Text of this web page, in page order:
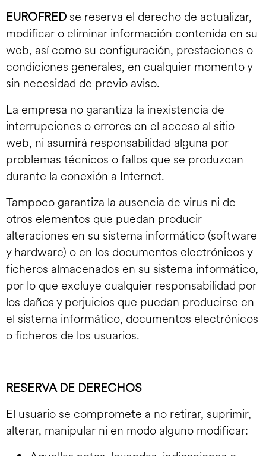
EUROFRED se reserva el derecho de actualizar,
modificar o eliminar información contenida en su
web, así como su configuración, prestaciones o
condiciones generales, en cualquier momento y
sin necesidad de previo aviso.
La empresa no garantiza la inexistencia de
interrupciones o errores en el acceso al sitio
web, ni asumirá responsabilidad alguna por
problemas técnicos o fallos que se produzcan
durante la conexión a Internet.
Tampoco garantiza la ausencia de virus ni de
otros elementos que puedan producir
alteraciones en su sistema informático (software
y hardware) o en los documentos electrónicos y
ficheros almacenados en su sistema informático,
por lo que excluye cualquier responsabilidad por
los daños y perjuicios que puedan producirse en
el sistema informático, documentos electrónicos
o ficheros de los usuarios.
RESERVA DE DERECHOS
El usuario se compromete a no retirar, suprimir,
alterar, manipular ni en modo alguno modificar: